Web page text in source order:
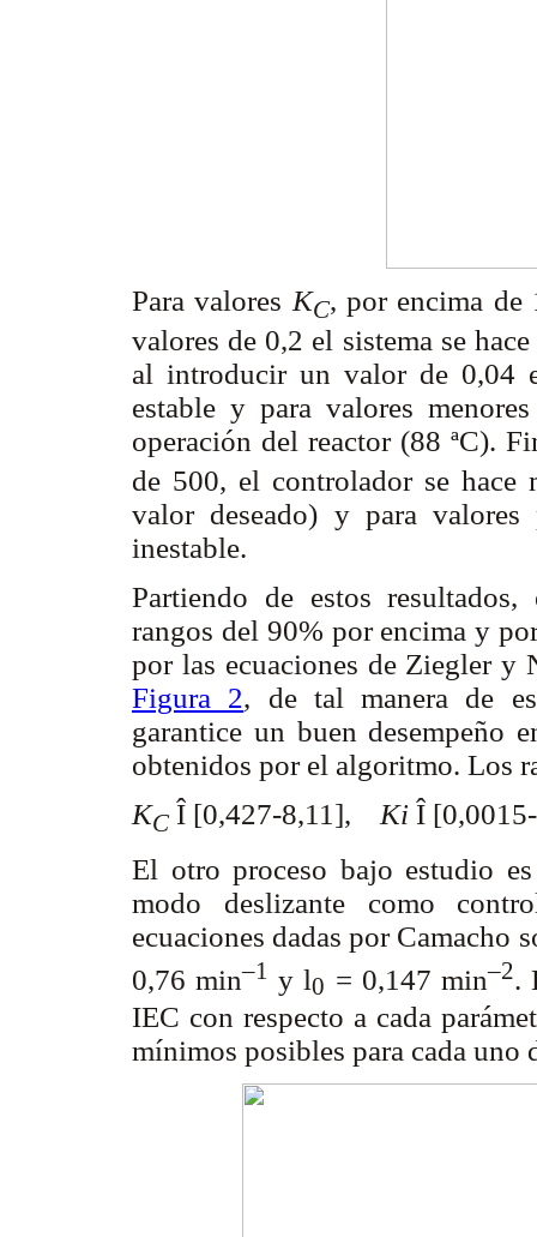
Para valores KC, por encima de
valores de 0,2 el sistema se
al introducir un valor de 0,04
estable y para valores
operación del reactor (88 ªC).
de 500, el controlador se hace
valor deseado) y para
inestable.
Partiendo de estos
rangos del 90% por encima y
por las ecuaciones de Ziegler y
Figura 2, de tal manera de
garantice un buen desempeño
obtenidos por el algoritmo. Los
KC Î [0,427-8,11], Ki Î
El otro proceso bajo estudio
modo deslizante como
ecuaciones dadas por Camacho
0,76 min–1 yl0 = 0,147 min–2.
IEC con respecto a cada
mínimos posibles para cada